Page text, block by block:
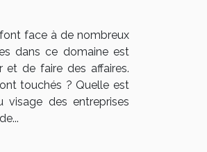
face à de nombreux
dans ce domaine est
et de faire des affaires.
touchés ? Quelle est
des entreprises